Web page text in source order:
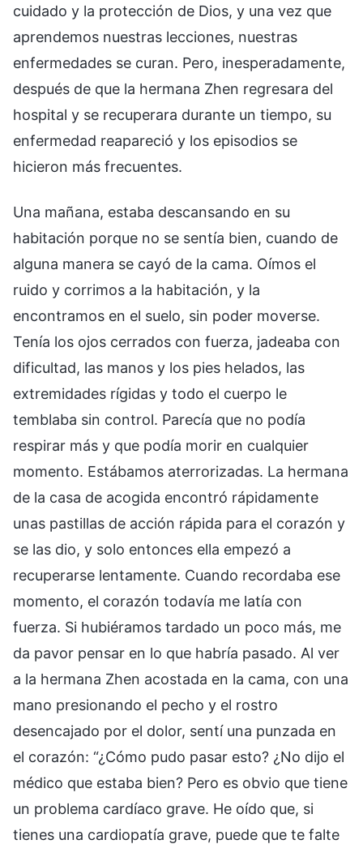
cuidado y la protección de Dios, y una vez que
aprendemos nuestras lecciones, nuestras
enfermedades se curan. Pero, inesperadamente,
después de que la hermana Zhen regresara del
hospital y se recuperara durante un tiempo, su
enfermedad reapareció y los episodios se
hicieron más frecuentes.
Una mañana, estaba descansando en su
habitación porque no se sentía bien, cuando de
alguna manera se cayó de la cama. Oímos el
ruido y corrimos a la habitación, y la
encontramos en el suelo, sin poder moverse.
Tenía los ojos cerrados con fuerza, jadeaba con
dificultad, las manos y los pies helados, las
extremidades rígidas y todo el cuerpo le
temblaba sin control. Parecía que no podía
respirar más y que podía morir en cualquier
momento. Estábamos aterrorizadas. La hermana
de la casa de acogida encontró rápidamente
unas pastillas de acción rápida para el corazón y
se las dio, y solo entonces ella empezó a
recuperarse lentamente. Cuando recordaba ese
momento, el corazón todavía me latía con
fuerza. Si hubiéramos tardado un poco más, me
da pavor pensar en lo que habría pasado. Al ver
a la hermana Zhen acostada en la cama, con una
mano presionando el pecho y el rostro
desencajado por el dolor, sentí una punzada en
el corazón: “¿Cómo pudo pasar esto? ¿No dijo el
médico que estaba bien? Pero es obvio que tiene
un problema cardíaco grave. He oído que, si
tienes una cardiopatía grave, puede que te falte